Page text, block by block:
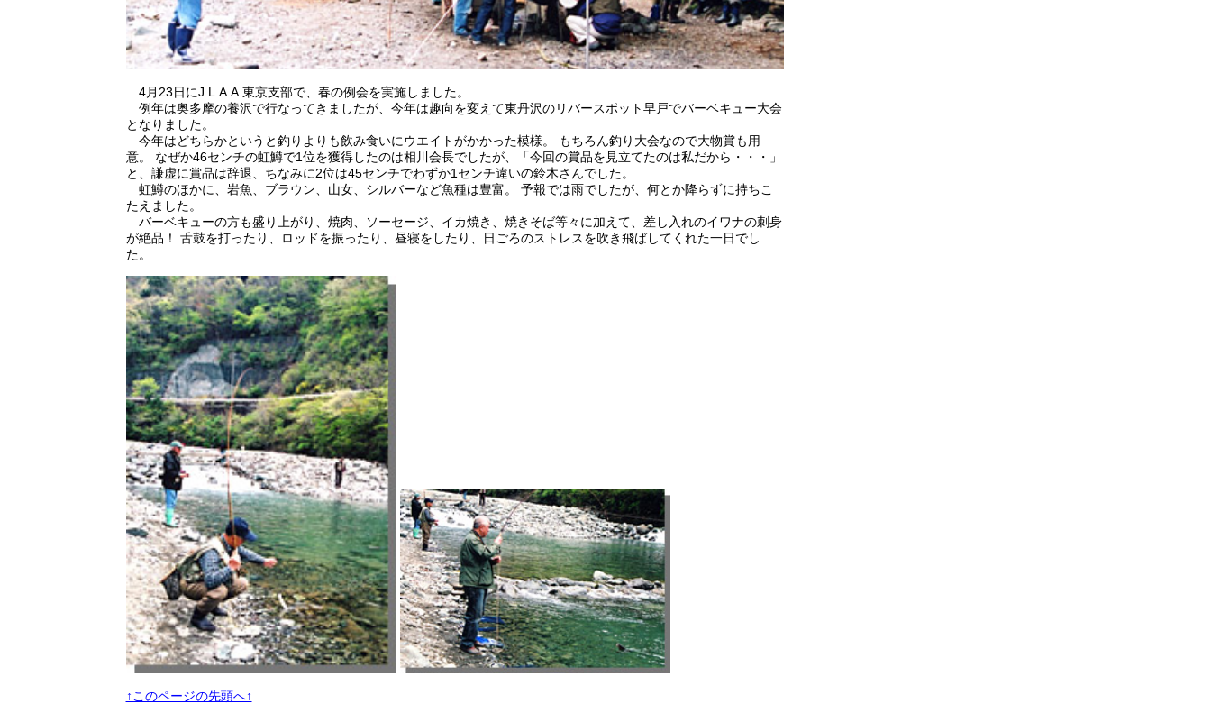
4月23日にJ.L.A.A.東京支部で、春の例会を実施しました。
例年は奥多摩の養沢で行なってきましたが、今年は趣向を変えて東丹沢のリバースポット早戸でバーベキュー大会
となりました。
今年はどちらかというと釣りよりも飲み食いにウエイトがかかった模様。 もちろん釣り大会なので大物賞も用
意。 なぜか46センチの虹鱒で1位を獲得したのは相川会長でしたが、「今回の賞品を見立てたのは私だから・・・」
と、謙虚に賞品は辞退、ちなみに2位は45センチでわずか1センチ違いの鈴木さんでした。
虹鱒のほかに、岩魚、ブラウン、山女、シルバーなど魚種は豊富。 予報では雨でしたが、何とか降らずに持ちこ
たえました。
バーベキューの方も盛り上がり、焼肉、ソーセージ、イカ焼き、焼きそば等々に加えて、差し入れのイワナの刺身
が絶品！ 舌鼓を打ったり、ロッドを振ったり、昼寝をしたり、日ごろのストレスを吹き飛ばしてくれた一日でし
た。
↑このページの先頭へ↑